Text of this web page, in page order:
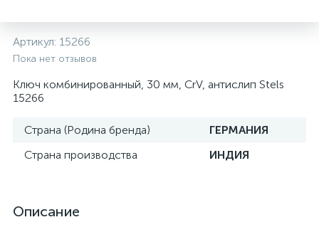
Артикул: 15266
Пока нет отзывов
Ключ комбинированный, 30 мм, CrV, антислип Stels
15266
Страна (Родина бренда)
ГЕРМАНИЯ
Страна производства
ИНДИЯ
Описание